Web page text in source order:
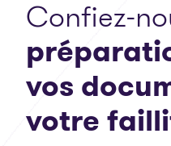
Confiez-
vos
votre